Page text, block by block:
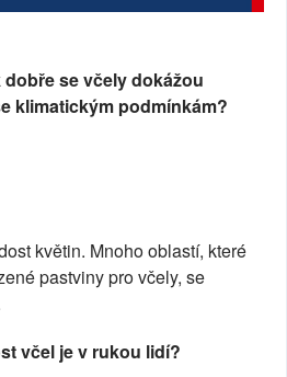
dobře se včely dokážou
klimatickým podmínkám?
květin. Mnoho oblastí, které
pastviny pro včely, se
včel je v rukou lidí?